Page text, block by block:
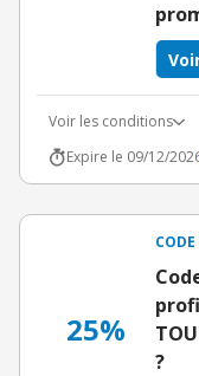
Voir les conditions
Expire le 09/12/
25%
?